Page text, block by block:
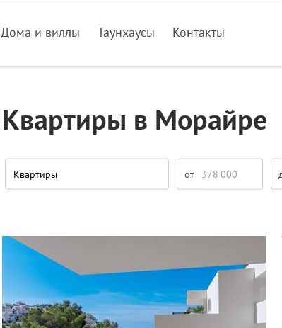
Дома и виллы Таунхаусы Контакты
Квартиры в Морайре
Квартиры